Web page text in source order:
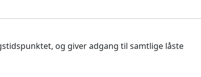
og giver adgang til samtlige låste